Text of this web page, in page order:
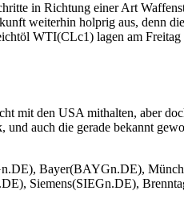
in Richtung einer Art
weiterhin holprig aus, denn
WTI(CLc1) lagen am Freitag
mit den USA mithalten, aber
auch die gerade bekannt
Bayer(BAYGn.DE),
Siemens(SIEGn.DE),